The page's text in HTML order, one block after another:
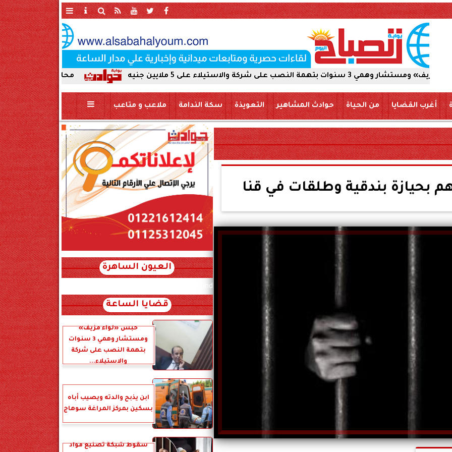
محافظ سوهاج يحيل واقعة ردم على شركة والاستيلاء على 5 ملايين جنيه
أغرب القضايا من الحياة حوادث المشاهير التعويذة سكة الندامة ملاعب و متاعب
العيون الساهرة
xml_json/rss/~12.xml x0n not found
قضايا الساعة
حبس «لواء مزيف»
ومستشار وهمي 3 سنوات
بتهمة النصب على شركة
والاستيلاء...
ابن يذبح والدته ويصيب أباه
بسكين بمركز المراغة سوهاج
سقوط شبكة تصنيع مواد